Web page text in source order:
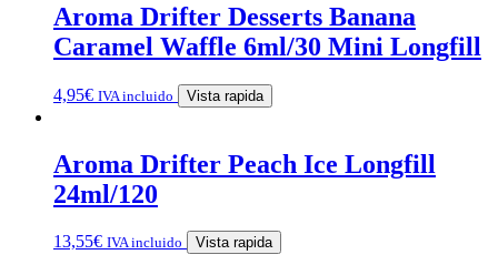
Aroma Drifter Desserts Banana
Caramel Waffle 6ml/30 Mini Longfill
4,95€ IVA incluido Vista rapida
Aroma Drifter Peach Ice Longfill
24ml/120
13,55€ IVA incluido Vista rapida